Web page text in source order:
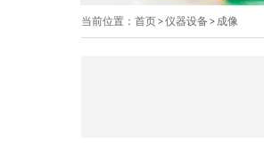
当前位置： 首页 仪器设备 成像